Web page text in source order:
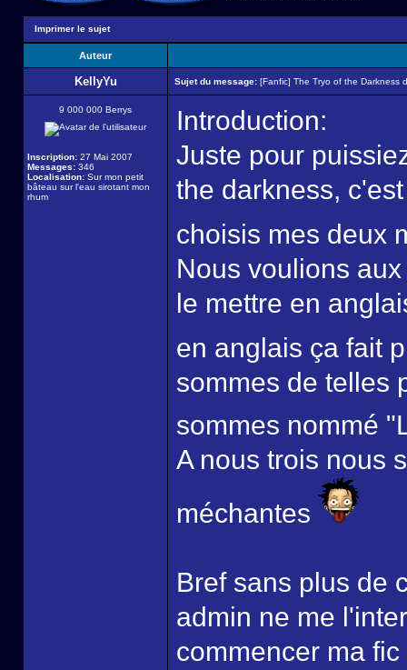
Imprimer le sujet
Auteur
KellyYu Sujet du message: [Fanfic] The Tryo of the Darkness
9 000 000 Berrys
Inscription: 27 Mai 2007
Messages: 346
Localisation: Sur mon petit
bâteau sur l'eau sirotant mon
rhum
Introduction:
Juste pour
the darkness,
choisis mes deux
Nous voulions
le mettre en
en anglais ça fait
sommes de telles
sommes nommé
A nous trois nous
méchantes
Bref sans plus de
admin ne me
commencer ma